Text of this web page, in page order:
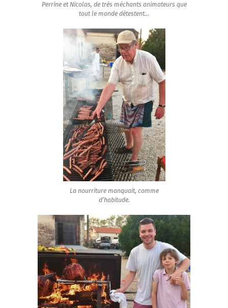
Perrine et Nicolas, de très méchants animateurs que
tout le monde détestent…
La nourriture manquait, comme
d’habitude.